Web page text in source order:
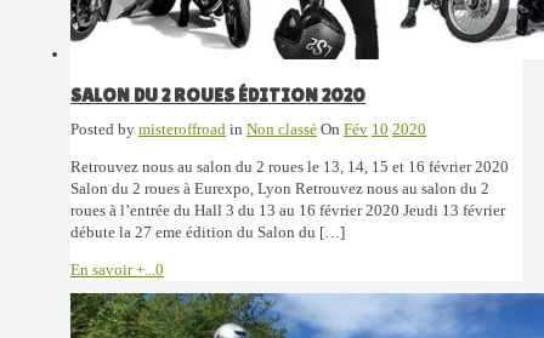
SALON DU 2 ROUES ÉDITION 2020
Posted by misteroffroad in Non classé On Fév 10 2020
Retrouvez nous au salon du 2 roues le 13, 14, 15 et 16 février 2020
Salon du 2 roues à Eurexpo, Lyon Retrouvez nous au salon du 2
roues à l’entrée du Hall 3 du 13 au 16 février 2020 Jeudi 13 février
débute la 27 eme édition du Salon du […]
En savoir +...0